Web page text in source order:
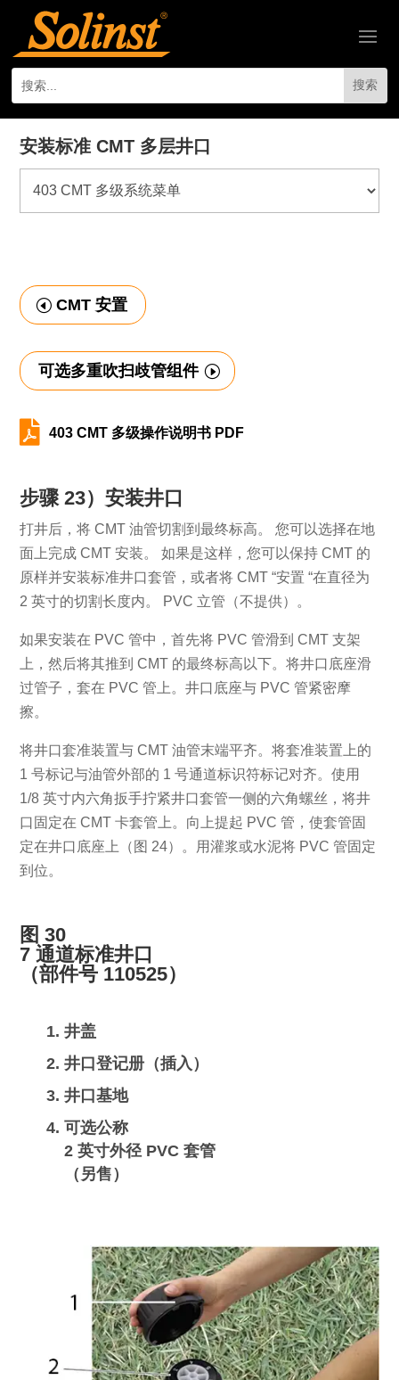
安装标准 CMT 多层井口
CMT 安置
可选多重吹扫歧管组件
 403 CMT 多级操作说明书 PDF
步骤 23）安装井口
打井后，将 CMT 油管切割到最终标高。 您可以选择在地
面上完成 CMT 安装。 如果是这样，您可以保持 CMT 的
原样并安装标准井口套管，或者将 CMT “安置 “在直径为
2 英寸的切割长度内。 PVC 立管（不提供）。
如果安装在 PVC 管中，首先将 PVC 管滑到 CMT 支架
上，然后将其推到 CMT 的最终标高以下。将井口底座滑
过管子，套在 PVC 管上。井口底座与 PVC 管紧密摩
擦。
将井口套准装置与 CMT 油管末端平齐。将套准装置上的
1 号标记与油管外部的 1 号通道标识符标记对齐。使用
1/8 英寸内六角扳手拧紧井口套管一侧的六角螺丝，将井
口固定在 CMT 卡套管上。向上提起 PVC 管，使套管固
定在井口底座上（图 24）。用灌浆或水泥将 PVC 管固定
到位。
图 30
7 通道标准井口
（部件号 110525）
井盖
井口登记册（插入）
井口基地
可选公称
2 英寸外径 PVC 套管
（另售）